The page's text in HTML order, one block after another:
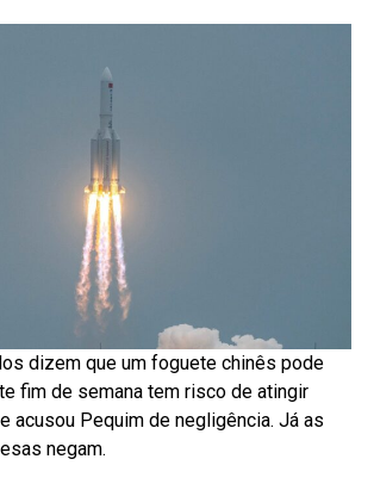
dizem que um foguete chinês pode
fim de semana tem risco de atingir
acusou Pequim de negligência. Já as
negam.